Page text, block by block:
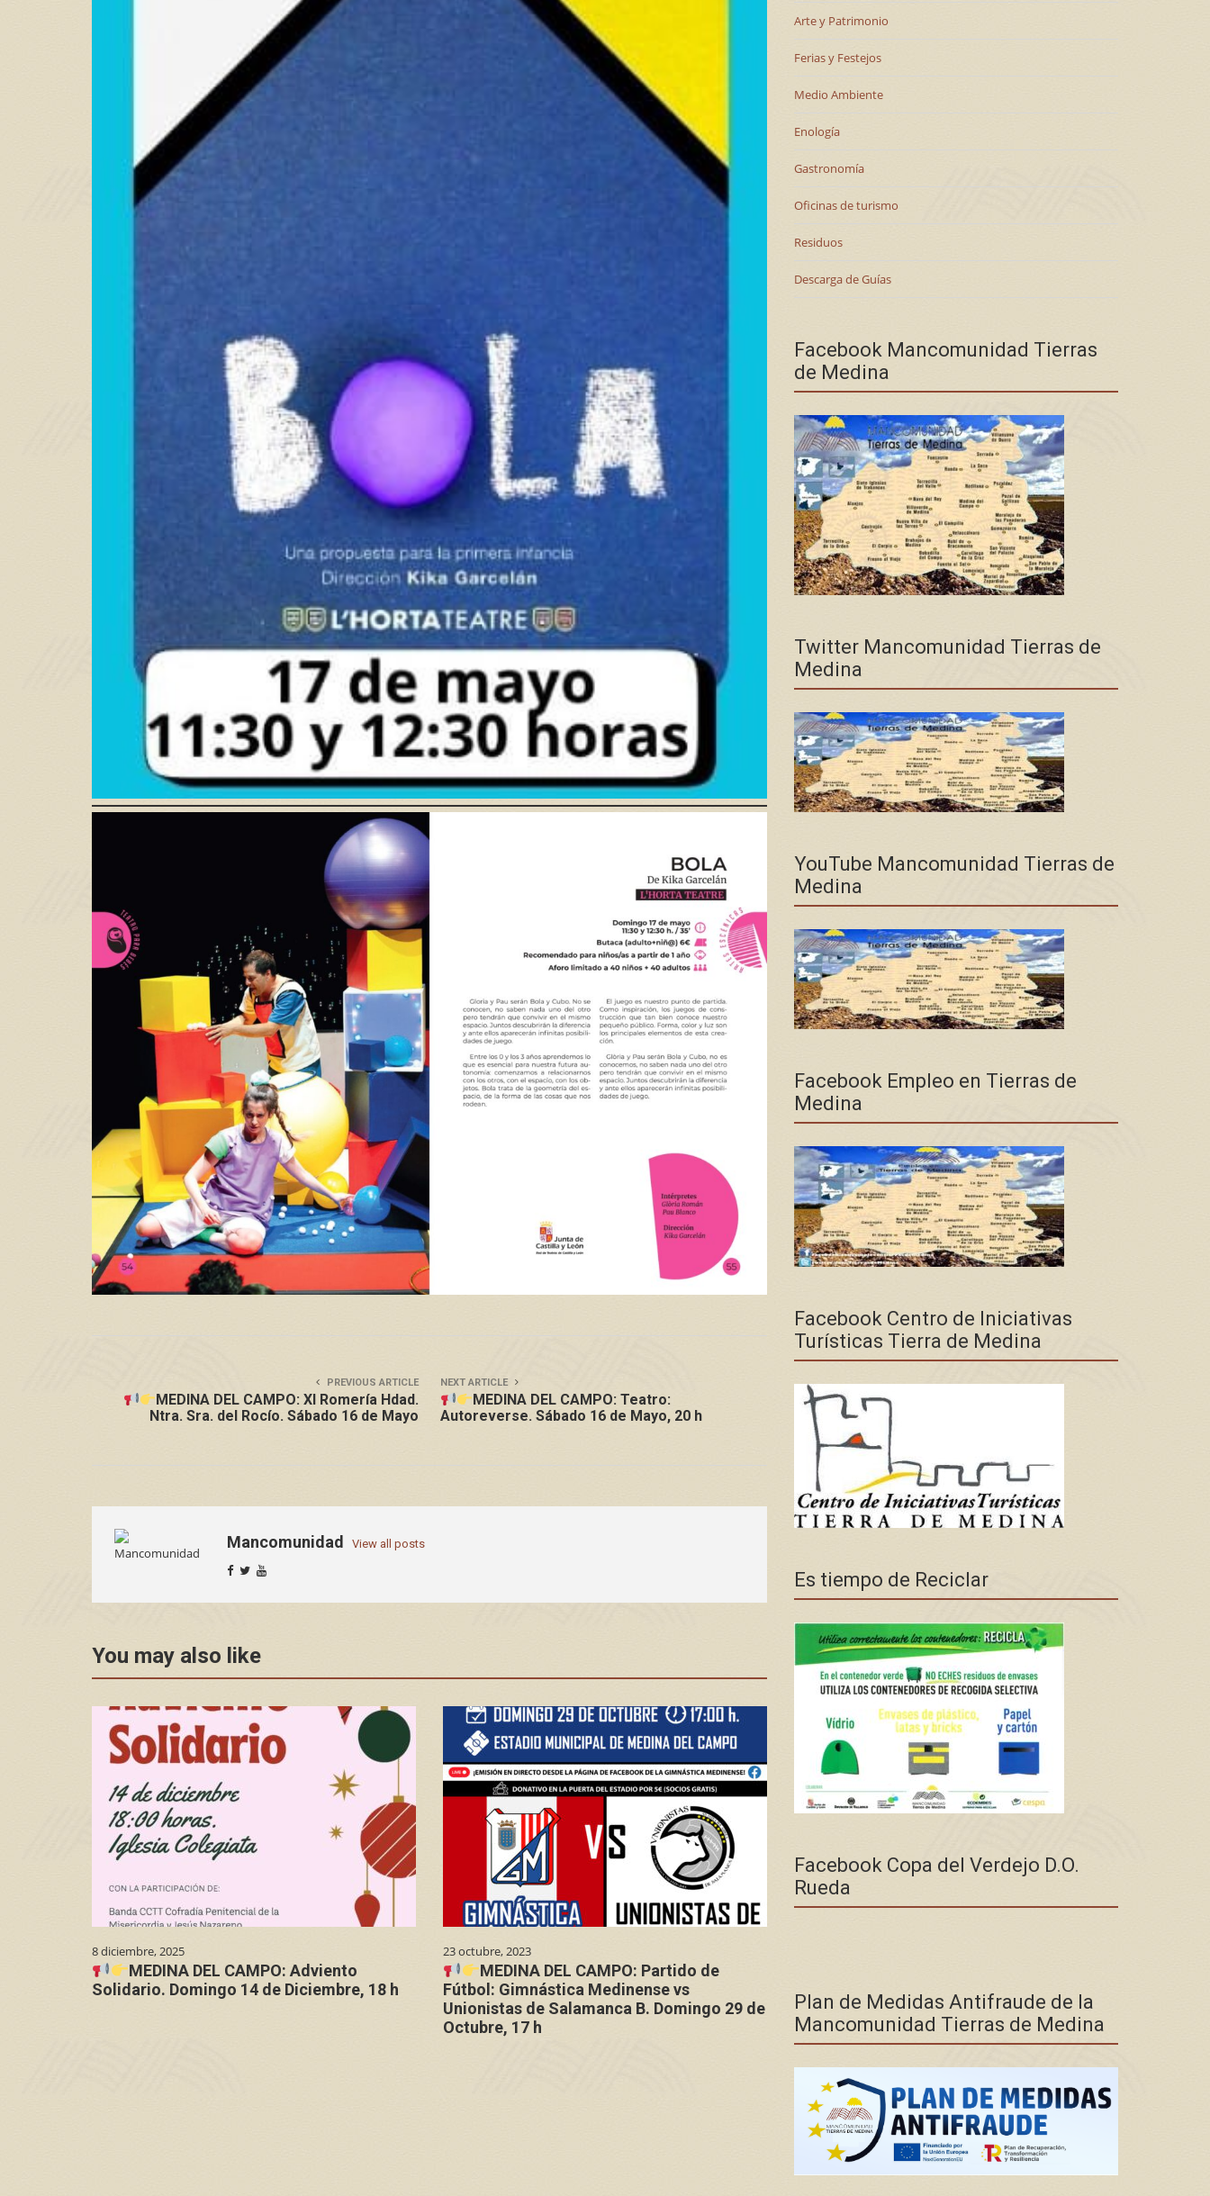
PREVIOUS ARTICLE
MEDINA DEL CAMPO: XI Romería Hdad.
Ntra. Sra. del Rocío. Sábado 16 de Mayo
NEXT ARTICLE
MEDINA DEL CAMPO: Teatro:
Autoreverse. Sábado 16 de Mayo, 20 h
Mancomunidad View all posts
You may also like
8 diciembre, 2025
MEDINA DEL CAMPO: Adviento
Solidario. Domingo 14 de Diciembre, 18 h
23 octubre, 2023
MEDINA DEL CAMPO: Partido de
Fútbol: Gimnástica Medinense vs
Unionistas de Salamanca B. Domingo 29 de
Octubre, 17 h
Arte y Patrimonio
Ferias y Festejos
Medio Ambiente
Enología
Gastronomía
Oficinas de turismo
Residuos
Descarga de Guías
Facebook Mancomunidad Tierras
de Medina
Twitter Mancomunidad Tierras de
Medina
YouTube Mancomunidad Tierras de
Medina
Facebook Empleo en Tierras de
Medina
Facebook Centro de Iniciativas
Turísticas Tierra de Medina
Es tiempo de Reciclar
Facebook Copa del Verdejo D.O.
Rueda
Plan de Medidas Antifraude de la
Mancomunidad Tierras de Medina